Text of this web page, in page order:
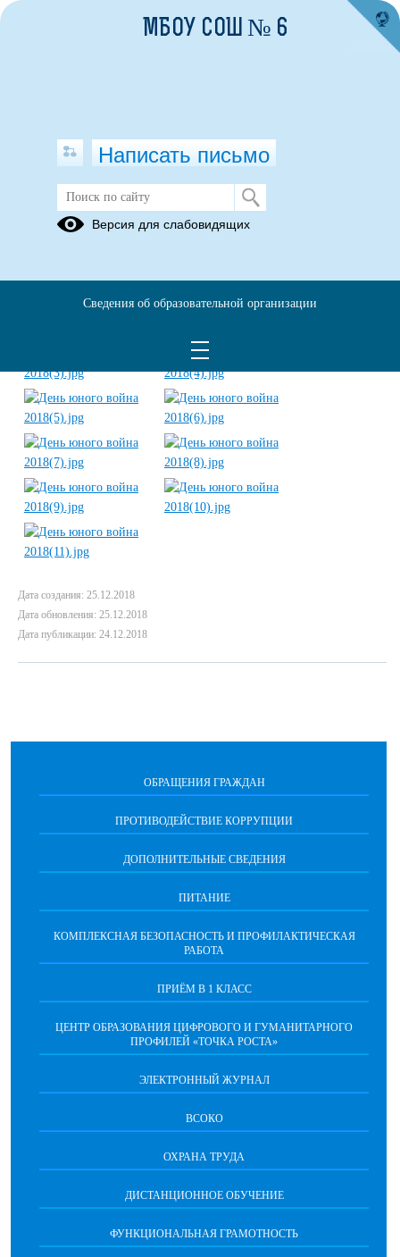
День юного война
Дата создания: 25.12.2018
Дата обновления: 25.12.2018
Дата публикации: 24.12.2018
ОБРАЩЕНИЯ ГРАЖДАН
ПРОТИВОДЕЙСТВИЕ КОРРУПЦИИ
ДОПОЛНИТЕЛЬНЫЕ СВЕДЕНИЯ
ПИТАНИЕ
КОМПЛЕКСНАЯ БЕЗОПАСНОСТЬ И ПРОФИЛАКТИЧЕСКАЯ
РАБОТА
ПРИЁМ В 1 КЛАСС
ЦЕНТР ОБРАЗОВАНИЯ ЦИФРОВОГО И ГУМАНИТАРНОГО
ПРОФИЛЕЙ «ТОЧКА РОСТА»
ЭЛЕКТРОННЫЙ ЖУРНАЛ
ВСОКО
ОХРАНА ТРУДА
ДИСТАНЦИОННОЕ ОБУЧЕНИЕ
ФУНКЦИОНАЛЬНАЯ ГРАМОТНОСТЬ
МБОУ СОШ № 6
Написать письмо
Версия для слабовидящих
Сведения об образовательной организации